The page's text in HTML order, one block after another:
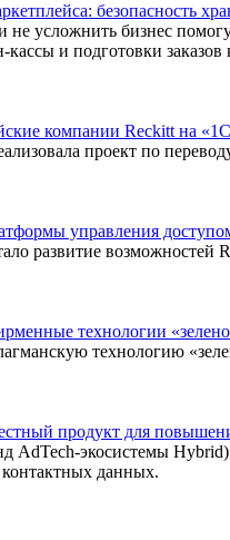
безопасность
не усложнить бизнес
и подготовки заказов
компании Reckitt на
проект по
управления
развитие
технологии
технологию
продукт для
AdTech-экосистемы
данных.